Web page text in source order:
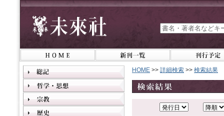
HOME >> 詳細検索 >> 検索結果